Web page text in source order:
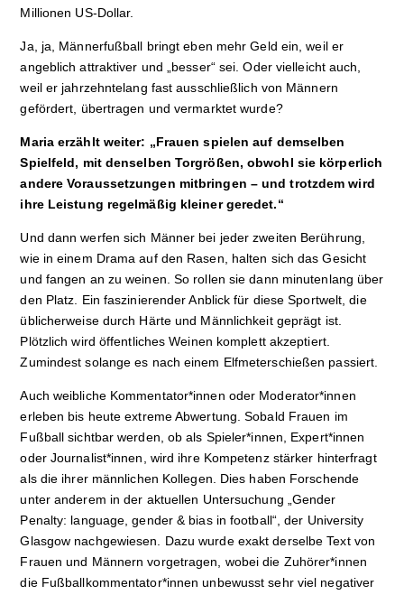
Millionen US-Dollar.
Ja, ja, Männerfußball bringt eben mehr Geld ein, weil er
angeblich attraktiver und „besser“ sei. Oder vielleicht auch,
weil er jahrzehntelang fast ausschließlich von Männern
gefördert, übertragen und vermarktet wurde?
Maria erzählt weiter: „Frauen spielen auf demselben
Spielfeld, mit denselben Torgrößen, obwohl sie körperlich
andere Voraussetzungen mitbringen – und trotzdem wird
ihre Leistung regelmäßig kleiner geredet.“
Und dann werfen sich Männer bei jeder zweiten Berührung,
wie in einem Drama auf den Rasen, halten sich das Gesicht
und fangen an zu weinen. So rollen sie dann minutenlang über
den Platz. Ein faszinierender Anblick für diese Sportwelt, die
üblicherweise durch Härte und Männlichkeit geprägt ist.
Plötzlich wird öffentliches Weinen komplett akzeptiert.
Zumindest solange es nach einem Elfmeterschießen passiert.
Auch weibliche Kommentator*innen oder Moderator*innen
erleben bis heute extreme Abwertung. Sobald Frauen im
Fußball sichtbar werden, ob als Spieler*innen, Expert*innen
oder Journalist*innen, wird ihre Kompetenz stärker hinterfragt
als die ihrer männlichen Kollegen. Dies haben Forschende
unter anderem in der aktuellen Untersuchung „Gender
Penalty: language, gender & bias in football“, der University
Glasgow nachgewiesen. Dazu wurde exakt derselbe Text von
Frauen und Männern vorgetragen, wobei die Zuhörer*innen
die Fußballkommentator*innen unbewusst sehr viel negativer